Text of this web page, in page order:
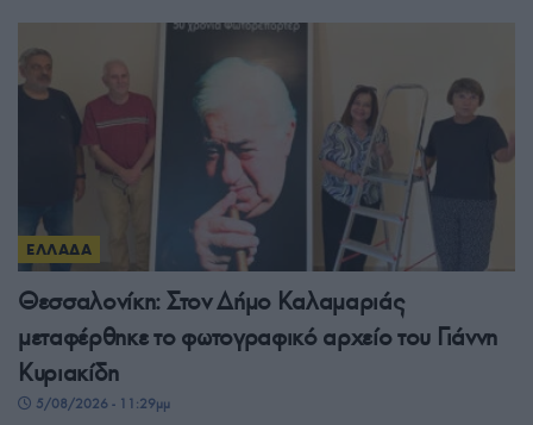
ΕΛΛΑΔΑ
Θεσσαλονίκη: Στον Δήμο Καλαμαριάς
μεταφέρθηκε το φωτογραφικό αρχείο του Γιάννη
Κυριακίδη
5/08/2026 - 11:29μμ